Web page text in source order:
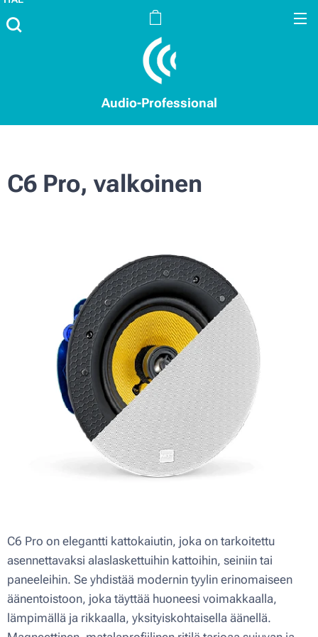
Audio-Professional
C6 Pro, valkoinen
C6 Pro on elegantti kattokaiutin, joka on tarkoitettu
asennettavaksi alaslaskettuihin kattoihin, seiniin tai
paneeleihin. Se yhdistää modernin tyylin erinomaiseen
äänentoistoon, joka täyttää huoneesi voimakkaalla,
lämpimällä ja rikkaalla, yksityiskohtaisella äänellä.